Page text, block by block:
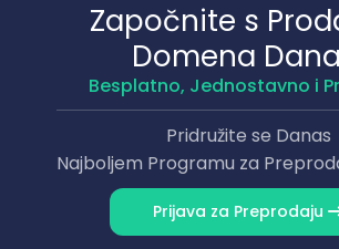
Započnite s
Domena
Besplatno, Jednostavno i
Pridružite se Danas
Najboljem Programu za
Prijava za Preprodaju